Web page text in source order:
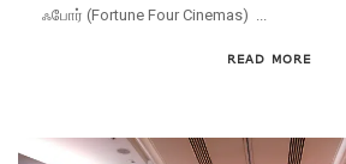
ஃபோர் (Fortune Four Cinemas) ...
READ MORE